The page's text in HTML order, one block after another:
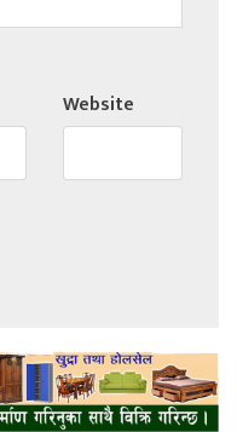
Website